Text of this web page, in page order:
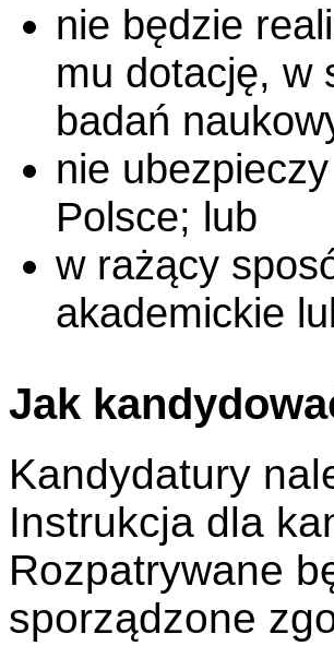
nie będzie
mu dotację, w
badań
nie
Polsce; lub
w rażący
akademickie
Jak
Kandydatury
Instrukcja dla
Rozpatrywane
sporządzone